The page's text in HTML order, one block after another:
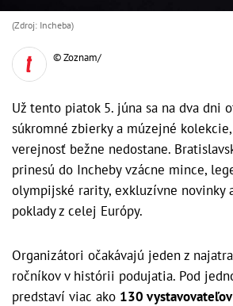
(Zdroj: Incheba)
© Zoznam/
Už tento piatok 5. júna sa na dva dni
súkromné zbierky a múzejné
verejnosť bežne nedostane.
prinesú do Incheby vzácne mince,
olympijské rarity, exkluzívne novinky
poklady z celej Európy.
Organizátori očakávajú jeden z
ročníkov v histórii podujatia. Pod
predstaví viac ako 130